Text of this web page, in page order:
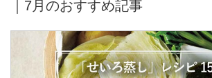
｜7月のおすすめ記事